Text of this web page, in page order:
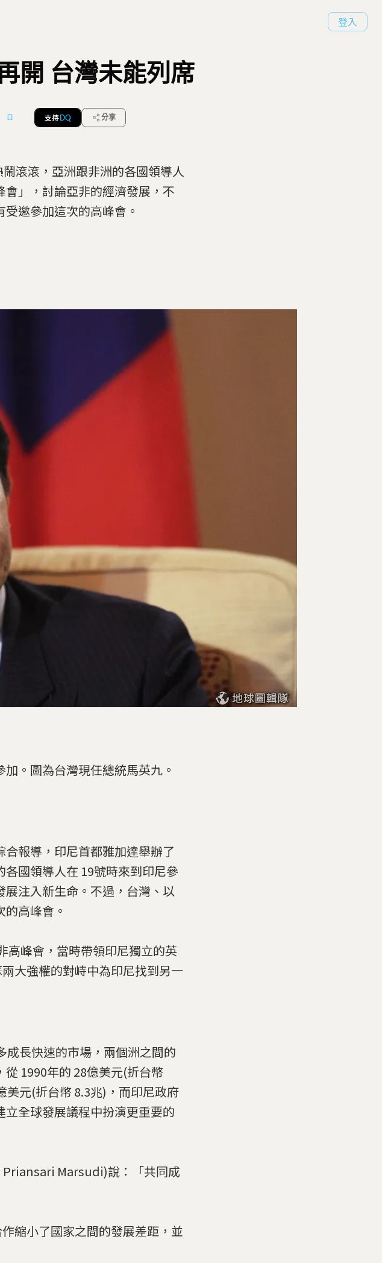
登入
開 台灣未能列席
支持 DQ 分享
滾滾，亞洲跟非洲的各國領導人
」，討論亞非的經濟發展，不
邀參加這次的高峰會。
。圖為台灣現任總統馬英九。
合報導，印尼首都雅加達舉辦了
各國領導人在 19號時來到印尼參
注入新生命。不過，台灣、以
高峰會。
高峰會，當時帶領印尼獨立的英
大強權的對峙中為印尼找到另一
成長快速的市場，兩個洲之間的
1990年的 28億美元(折台幣
美元(折台幣 8.3兆)，而印尼政府
全球發展議程中扮演更重要的
Marsudi)說：「共同成
縮小了國家之間的發展差距，並